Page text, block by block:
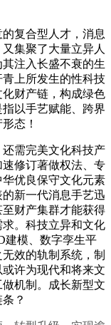
复合型人才，消息
集聚了大量立异人
注入长盛不衰的生
上所发生的性科技
财产链，构成绿色
以手艺赋能、跨界
态！
需完美文化科技产
修订著做权法、专
优良保守文化元素
新一代消息手艺迅
财产集群才能获得
。科技立异和文化
建模、数字孪生平
效的轨制系统，制
许为现代和将来文
机制。成长新型文
？